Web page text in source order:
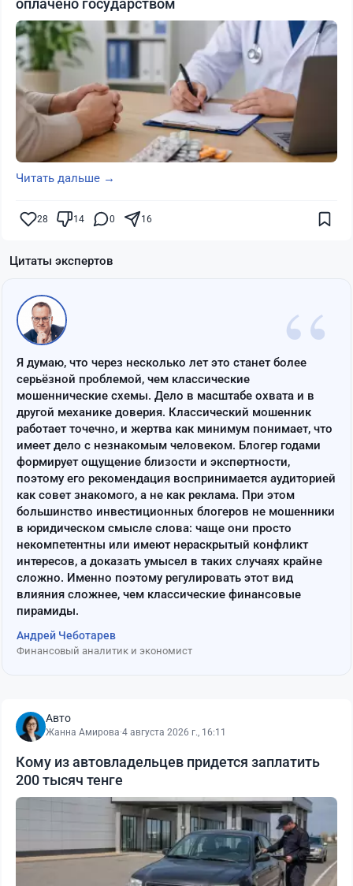
оплачено государством
Читать дальше →
28 14 0 16
Цитаты экспертов
“
Я думаю, что через несколько лет это станет более
серьёзной проблемой, чем классические
мошеннические схемы. Дело в масштабе охвата и в
другой механике доверия. Классический мошенник
работает точечно, и жертва как минимум понимает, что
имеет дело с незнакомым человеком. Блогер годами
формирует ощущение близости и экспертности,
поэтому его рекомендация воспринимается аудиторией
как совет знакомого, а не как реклама. При этом
большинство инвестиционных блогеров не мошенники
в юридическом смысле слова: чаще они просто
некомпетентны или имеют нераскрытый конфликт
интересов, а доказать умысел в таких случаях крайне
сложно. Именно поэтому регулировать этот вид
влияния сложнее, чем классические финансовые
пирамиды.
Андрей Чеботарев
Финансовый аналитик и экономист
Авто
Жанна Амирова·4 августа 2026 г., 16:11
Кому из автовладельцев придется заплатить
200 тысяч тенге